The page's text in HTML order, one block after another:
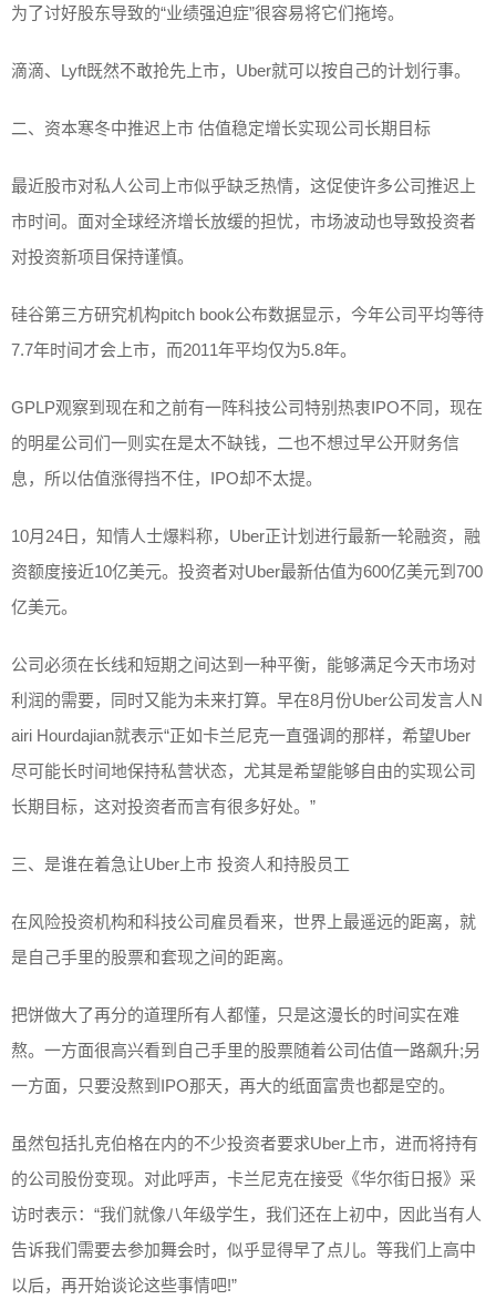
为了讨好股东导致的“业绩强迫症”很容易将它们拖垮。
滴滴、Lyft既然不敢抢先上市，Uber就可以按自己的计划行事。
二、资本寒冬中推迟上市 估值稳定增长实现公司长期目标
最近股市对私人公司上市似乎缺乏热情，这促使许多公司推迟上
市时间。面对全球经济增长放缓的担忧，市场波动也导致投资者
对投资新项目保持谨慎。
硅谷第三方研究机构pitch book公布数据显示，今年公司平均等待
7.7年时间才会上市，而2011年平均仅为5.8年。
GPLP观察到现在和之前有一阵科技公司特别热衷IPO不同，现在
的明星公司们一则实在是太不缺钱，二也不想过早公开财务信
息，所以估值涨得挡不住，IPO却不太提。
10月24日，知情人士爆料称，Uber正计划进行最新一轮融资，融
资额度接近10亿美元。投资者对Uber最新估值为600亿美元到700
亿美元。
公司必须在长线和短期之间达到一种平衡，能够满足今天市场对
利润的需要，同时又能为未来打算。早在8月份Uber公司发言人N
airi Hourdajian就表示“正如卡兰尼克一直强调的那样，希望Uber
尽可能长时间地保持私营状态，尤其是希望能够自由的实现公司
长期目标，这对投资者而言有很多好处。”
三、是谁在着急让Uber上市 投资人和持股员工
在风险投资机构和科技公司雇员看来，世界上最遥远的距离，就
是自己手里的股票和套现之间的距离。
把饼做大了再分的道理所有人都懂，只是这漫长的时间实在难
熬。一方面很高兴看到自己手里的股票随着公司估值一路飙升;另
一方面，只要没熬到IPO那天，再大的纸面富贵也都是空的。
虽然包括扎克伯格在内的不少投资者要求Uber上市，进而将持有
的公司股份变现。对此呼声，卡兰尼克在接受《华尔街日报》采
访时表示：“我们就像八年级学生，我们还在上初中，因此当有人
告诉我们需要去参加舞会时，似乎显得早了点儿。等我们上高中
以后，再开始谈论这些事情吧!”